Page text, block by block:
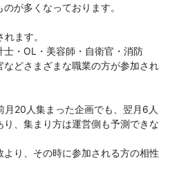
が多くなっております。
ます。
・OL・美容師・自衛官・消防
どさまざまな職業の方が参加され
20人集まった企画でも、翌月6人
、集まり方は運営側も予測できな
り、その時に参加される方の相性